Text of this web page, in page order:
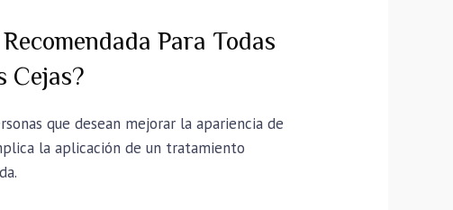
Para Todas
Cejas?
que desean mejorar la apariencia de
la aplicación de un tratamiento